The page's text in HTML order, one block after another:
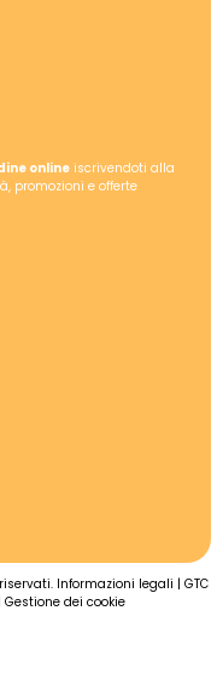
onlineiscrivendoti alla
promozioni e offerte
Informazioni legali | GTC
Gestione dei cookie